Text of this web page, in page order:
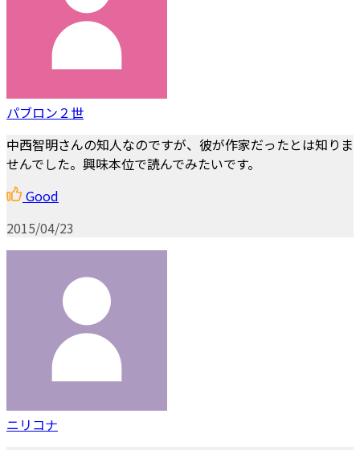
パブロン２世
中西智明さんの知人なのですが、彼が作家だったとは知りま
せんでした。興味本位で読んでみたいです。
Good
2015/04/23
ニリコナ